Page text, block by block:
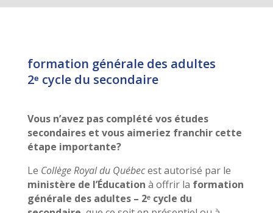
formation générale des adultes
2ᵉ cycle du secondaire
Vous n’avez pas complété vos études
secondaires et vous aimeriez franchir cette
étape importante?
Le Collège Royal du Québecest autorisé par le
ministère de l’Éducation à offrir la formation
générale des adultes – 2ᵉ cycle du